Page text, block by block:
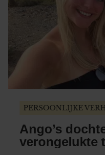
PERSOONLIJKE
Ango’s
verongelukte